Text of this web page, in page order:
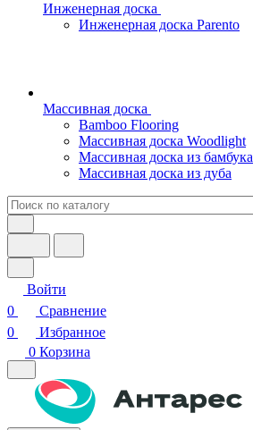
Инженерная доска
Инженерная доска Parento
Массивная доска
Bamboo Flooring
Массивная доска Woodlight
Массивная доска из бамбука
Массивная доска из дуба
Войти
0
Сравнение
0
Избранное
0 Корзина